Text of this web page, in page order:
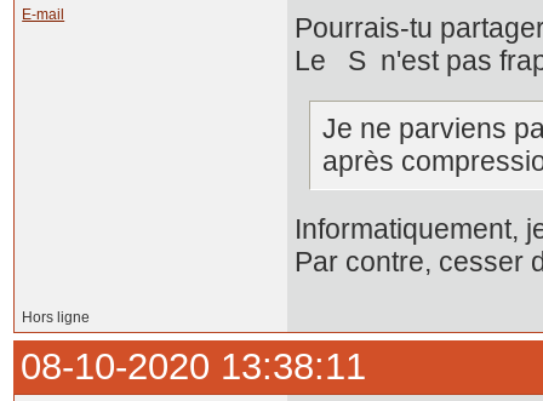
E-mail
Pourrais-tu
Le S n'est pas
Je ne parviens
après
Informatiquement,
Par contre, cesser
Hors ligne
08-10-2020 13:38:11